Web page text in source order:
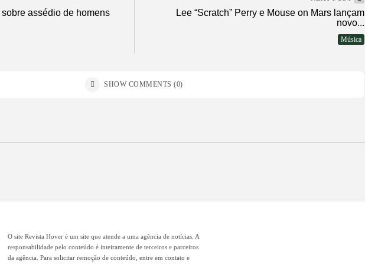
assédio de homens
Lee “Scratch” Perry e Mouse on Mars lançam
novo...
Música
SHOW COMMENTS (0)
O site Revista Hover é um site que atende a uma agência de notícias. A
responsabilidade pelo conteúdo é inteiramente de terceiros e parceiros
da agência. Para solicitar remoção de conteúdo, entre em contato e